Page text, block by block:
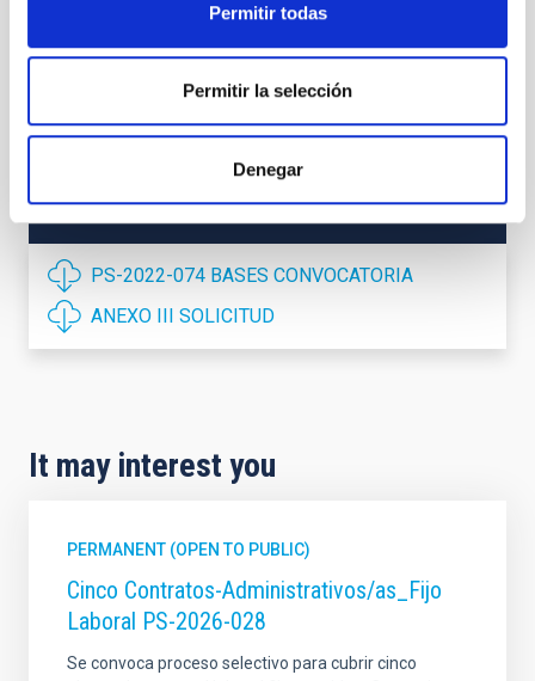
Permitir todas
Permitir la selección
Denegar
ADMINISTRATIVE MANAGEMENT
REQUIRED DEGREE
CONTRATACIÓN ADMINISTRATIVA
PS-2022-074 BASES CONVOCATORIA
ANEXO III SOLICITUD
It may interest you
PERMANENT (OPEN TO PUBLIC)
Cinco Contratos-Administrativos/as_Fijo
Laboral PS-2026-028
Se convoca proceso selectivo para cubrir cinco